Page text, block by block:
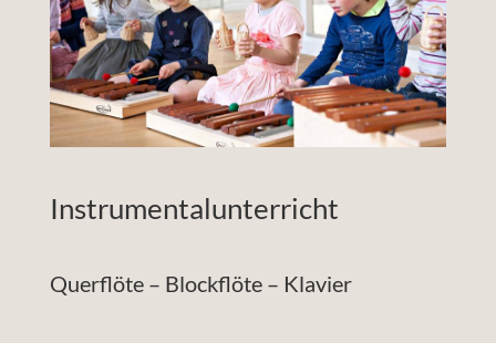
Instrumentalunterricht
Querflöte – Blockflöte – Klavier